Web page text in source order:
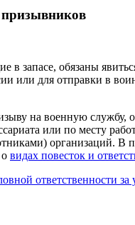
призывников
запасе, обязаны
или для отправки в
на военную службу,
или по месту
организаций. В
видах повесток и
ответственности за